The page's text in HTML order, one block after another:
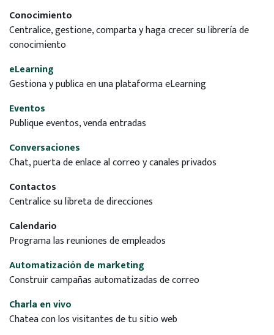
Conocimiento
Centralice, gestione, comparta y haga crecer su librería de
conocimiento
eLearning
Gestiona y publica en una plataforma eLearning
Eventos
Publique eventos, venda entradas
Conversaciones
Chat, puerta de enlace al correo y canales privados
Contactos
Centralice su libreta de direcciones
Calendario
Programa las reuniones de empleados
Automatización de marketing
Construir campañas automatizadas de correo
Charla en vivo
Chatea con los visitantes de tu sitio web